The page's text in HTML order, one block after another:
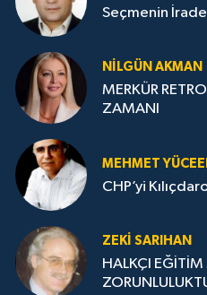
Seçmenin
NILGÜN AKMAN
MERKÜR
ZAMANI
MEHMET
CHP’yi
ZEKI SARIHAN
HALKÇI EĞİTİM